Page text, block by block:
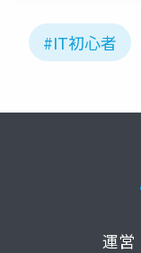
#IT初心者
運営